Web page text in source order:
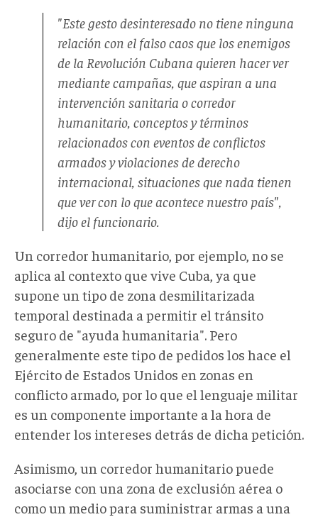
"Este gesto desinteresado no tiene ninguna
relación con el falso caos que los enemigos
de la Revolución Cubana quieren hacer ver
mediante campañas, que aspiran a una
intervención sanitaria o corredor
humanitario, conceptos y términos
relacionados con eventos de conflictos
armados y violaciones de derecho
internacional, situaciones que nada tienen
que ver con lo que acontece nuestro país",
dijo el funcionario.
Un corredor humanitario, por ejemplo, no se
aplica al contexto que vive Cuba, ya que
supone un tipo de zona desmilitarizada
temporal destinada a permitir el tránsito
seguro de "ayuda humanitaria". Pero
generalmente este tipo de pedidos los hace el
Ejército de Estados Unidos en zonas en
conflicto armado, por lo que el lenguaje militar
es un componente importante a la hora de
entender los intereses detrás de dicha petición.
Asimismo, un corredor humanitario puede
asociarse con una zona de exclusión aérea o
como un medio para suministrar armas a una